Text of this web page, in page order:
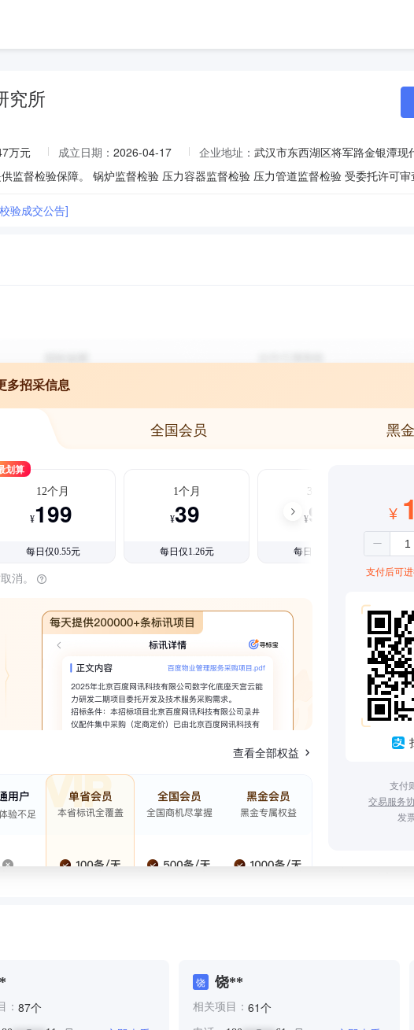
究所
万元 成立日期： 2026-04-17 企业地址： 武汉市东西湖区将军路金银潭现
监督检验保障。 锅炉监督检验 压力容器监督检验 压力管道监督检验 受委托许可
验成交公告]
多招采信息
全国会员 黑
划算
12个月
¥199
每日仅0.55元
1个月
¥39
每日仅1.26元
3个月
¥99
每日仅1.08元
消。
查看全部权益
¥
支付后可
支付
交易服务
发
： 87个
饶 饶**
相关项目： 61个